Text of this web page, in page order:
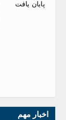
پایان یافت
اخبار مهم